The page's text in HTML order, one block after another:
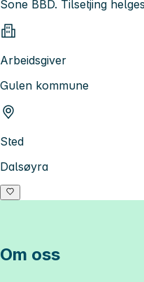
Sone BBD. Tilsetjing
Arbeidsgiver
Gulen kommune
Sted
Dalsøyra
Om oss